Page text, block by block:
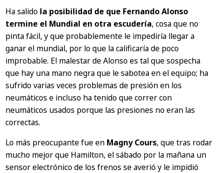
Ha salido la posibilidad de que Fernando Alonso
termine el Mundial en otra escudería, cosa que no
pinta fácil, y que probablemente le impediría llegar a
ganar el mundial, por lo que la calificaría de poco
improbable. El malestar de Alonso es tal que sospecha
que hay una mano negra que le sabotea en el equipo; ha
sufrido varias veces problemas de presión en los
neumáticos e incluso ha tenido que correr con
neumáticos usados porque las presiones no eran las
correctas.
Lo más preocupante fue en Magny Cours, que tras rodar
mucho mejor que Hamilton, el sábado por la mañana un
sensor electrónico de los frenos se averió y le impidió